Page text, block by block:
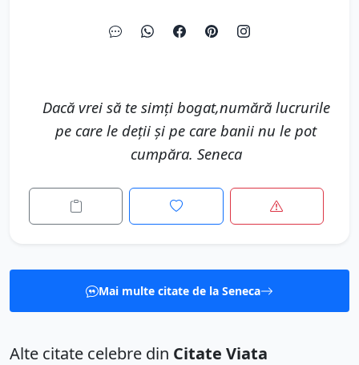
Dacă vrei să te simți bogat,numără lucrurile
pe care le deții și pe care banii nu le pot
cumpăra. Seneca
Mai multe citate de la Seneca
Alte citate celebre din Citate Viata